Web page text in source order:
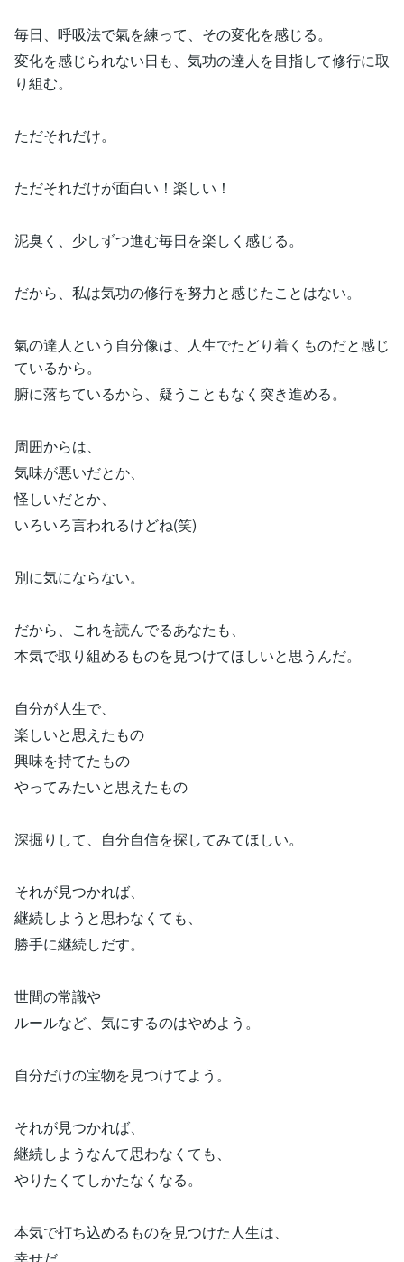
毎日、呼吸法で氣を練って、その変化を感じる。
変化を感じられない日も、気功の達人を目指して修行に取
り組む。
ただそれだけ。
ただそれだけが面白い！楽しい！
泥臭く、少しずつ進む毎日を楽しく感じる。
だから、私は気功の修行を努力と感じたことはない。
氣の達人という自分像は、人生でたどり着くものだと感じ
ているから。
腑に落ちているから、疑うこともなく突き進める。
周囲からは、
気味が悪いだとか、
怪しいだとか、
いろいろ言われるけどね(笑)
別に気にならない。
だから、これを読んでるあなたも、
本気で取り組めるものを見つけてほしいと思うんだ。
自分が人生で、
楽しいと思えたもの
興味を持てたもの
やってみたいと思えたもの
深掘りして、自分自信を探してみてほしい。
それが見つかれば、
継続しようと思わなくても、
勝手に継続しだす。
世間の常識や
ルールなど、気にするのはやめよう。
自分だけの宝物を見つけてよう。
それが見つかれば、
継続しようなんて思わなくても、
やりたくてしかたなくなる。
本気で打ち込めるものを見つけた人生は、
幸せだ。